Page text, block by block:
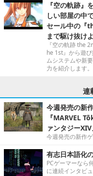
『空の軌跡』
しい部屋の中
セール中の『
まで駆け抜け
『空の軌跡 the
he 1st』から遊
ムシステムや新
力を紹介します。
連
今週発売の新
『MARVEL
ァンタジー
今週発売の新作
有志日本語化
PCゲーマーなら
に連続インタビュ